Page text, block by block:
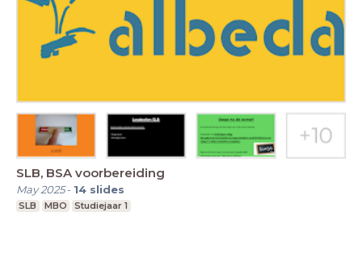
SLB, BSA voorbereiding
May 2025- 14 slides
SLB MBO Studiejaar 1